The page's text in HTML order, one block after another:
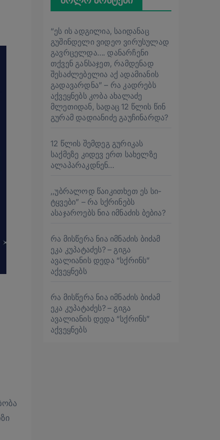
“ეს ის ადგილია, საიდანაც
გუშინდელი ვიდეო ვირუსულად
გავრცელდა…. დანარჩენი
თქვენ განსაჯეთ, რამდენად
შესაძლებელია აქ ადამიანის
გადავარდნა” – რა კადრებს
აქვეყნებს კობა ახალაძე
მლეთიდან, სადაც 12 წლის წინ
გურამ დადიანიძე გაუჩინარდა?
12 წლის შემდეგ გურიკას
საქმეზე კიდევ ერთ სახელზე
ალაპარაკდნენ…
,,უბ­რა­ლოდ წა­ი­კი­თხეთ ეს სი­
ტყვე­ბი” – რა სქრინებს
ასაჯაროებს ნია იმნაძის ბებია?
რა მისწერა ნია იმნაძის ბიძამ
ეკა კუპატაძეს? – გიგა
ავალიანის დედა “სქრინს”
აქვეყნებს
რა მისწერა ნია იმნაძის ბიძამ
ეკა კუპატაძეს? – გიგა
ავალიანის დედა “სქრინს”
აქვეყნებს